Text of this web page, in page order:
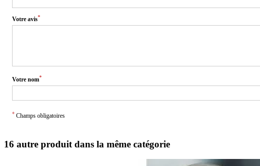
Votre avis*
Votre nom*
* Champs obligatoires
16 autre produit dans la même catégorie